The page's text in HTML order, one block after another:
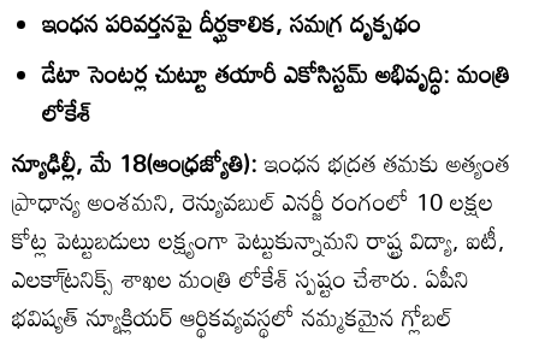
ఇంధన పరివర్తనపై దీర్ఘకాలిక, సమగ్ర దృక్పథం
డేటా సెంటర్ల చుట్టూ తయారీ ఎకోసిస్టమ్‌ అభివృద్ధి: మంత్రి
లోకేశ్‌
న్యూఢిల్లీ, మే 18(ఆంధ్రజ్యోతి):ఇంధన భద్రత తమకు అత్యంత
ప్రాధాన్య అంశమని, రెన్యువబుల్‌ ఎనర్జీ రంగంలో 10 లక్షల
కోట్ల పెట్టుబడులు లక్ష్యంగా పెట్టుకున్నామని రాష్ట్ర విద్యా, ఐటీ,
ఎలకా్ట్రనిక్స్‌ శాఖల మంత్రి లోకేశ్‌ స్పష్టం చేశారు. ఏపీని
భవిష్యత్‌ న్యూక్లియర్‌ ఆర్థికవ్యవస్థలో నమ్మకమైన గ్లోబల్‌